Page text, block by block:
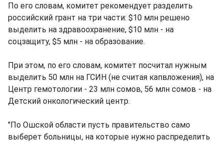
По его словам, комитет рекомендует разделить
российский грант на три части: $10 млн решено
выделить на здравоохранение, $10 млн - на
соцзащиту, $5 млн - на образование.
При этом, по его словам, комитет посчитал нужным
выделить 50 млн на ГСИН (не считая капвложения), на
Центр гемотологии - 23 млн сомов, 56 млн сомов - на
Детский онкологический центр.
"По Ошской области пусть правительство само
выберет больницы, на которые нужно распределить